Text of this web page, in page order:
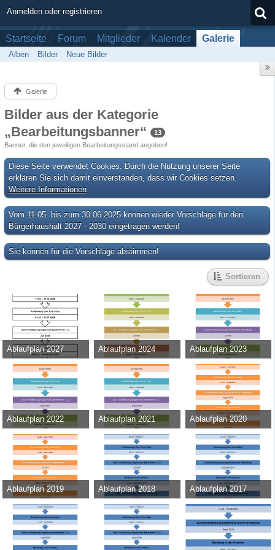
Anmelden oder registrieren
Startseite Forum Mitglieder Kalender Galerie
Alben Bilder Neue Bilder
Galerie
Bilder aus der Kategorie
„Bearbeitungsbanner“
13
Banner, die den jeweiligen Bearbeitungsstand angeben!
Diese Seite verwendet Cookies. Durch die Nutzung unserer Seite
erklären Sie sich damit einverstanden, dass wir Cookies setzen.
Weitere Informationen
Vom 11.05. bis zum 30.06.2025 können wieder Vorschläge für den
Bürgerhaushalt 2027 - 2030 eingetragen werden!
Sie können für die Vorschläge abstimmen!
Sortieren
Ablaufplan 2027
Admin-11. Mai 2026
0
Ablaufplan 2024
Admin-15. März 2023
Ablaufplan 2023
Admin-17. Juni 2022
43.752
0
Ablaufplan 2022
Admin-8. Juni 2021
31.132
0
Ablaufplan 2021
Admin-22. Juni 2020
39.162
0
Ablaufplan 2020
Admin-17. Juni 2019
35.149
0
Ablaufplan 2019
Admin-23. April 2018
37.889
0
Ablaufplan 2018
Admin-30. Mai 2017
29.723
0
Ablaufplan 2017
Admin-18. August 2016
26.614